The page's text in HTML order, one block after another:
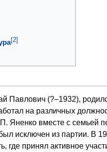
[2]
Павлович (?–1932),
на различных
Яненко вместе с семьей
исключен из партии. В
где принял активное